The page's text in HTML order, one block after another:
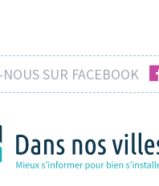
SUR FACEBOOK